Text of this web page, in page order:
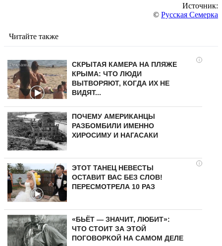
Источник:
© Русская Семерка
Читайте также
i
СКРЫТАЯ КАМЕРА НА ПЛЯЖЕ
КРЫМА: ЧТО ЛЮДИ
ВЫТВОРЯЮТ, КОГДА ИХ НЕ
ВИДЯТ...
ПОЧЕМУ АМЕРИКАНЦЫ
РАЗБОМБИЛИ ИМЕННО
ХИРОСИМУ И НАГАСАКИ
i
ЭТОТ ТАНЕЦ НЕВЕСТЫ
ОСТАВИТ ВАС БЕЗ СЛОВ!
ПЕРЕСМОТРЕЛА 10 РАЗ
«БЬЁТ — ЗНАЧИТ, ЛЮБИТ»:
ЧТО СТОИТ ЗА ЭТОЙ
ПОГОВОРКОЙ НА САМОМ ДЕЛЕ